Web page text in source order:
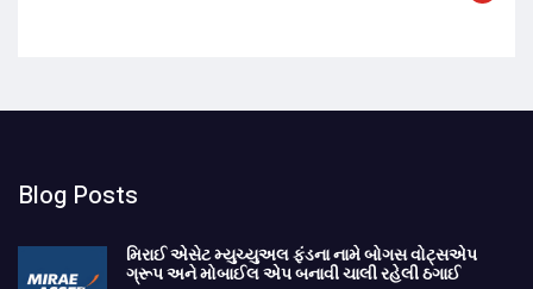
Blog Posts
મિરાઈ એસેટ મ્યુચ્યુઅલ ફંડના નામે બોગસ વોટ્સએપ
ગ્રૂપ અને મોબાઈલ એપ બનાવી ચાલી રહેલી ઠગાઈ